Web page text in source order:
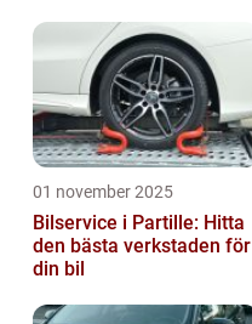
01 november 2025
Bilservice i Partille: Hitta
den bästa verkstaden för
din bil